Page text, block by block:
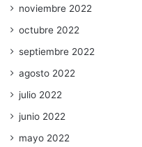
noviembre 2022
octubre 2022
septiembre 2022
agosto 2022
julio 2022
junio 2022
mayo 2022